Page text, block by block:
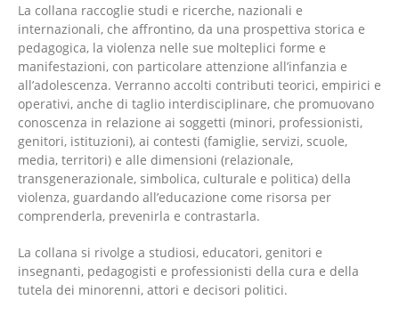
La collana raccoglie studi e ricerche, nazionali e
internazionali, che affrontino, da una prospettiva storica e
pedagogica, la violenza nelle sue molteplici forme e
manifestazioni, con particolare attenzione all’infanzia e
all’adolescenza. Verranno accolti contributi teorici, empirici e
operativi, anche di taglio interdisciplinare, che promuovano
conoscenza in relazione ai soggetti (minori, professionisti,
genitori, istituzioni), ai contesti (famiglie, servizi, scuole,
media, territori) e alle dimensioni (relazionale,
transgenerazionale, simbolica, culturale e politica) della
violenza, guardando all’educazione come risorsa per
comprenderla, prevenirla e contrastarla.
La collana si rivolge a studiosi, educatori, genitori e
insegnanti, pedagogisti e professionisti della cura e della
tutela dei minorenni, attori e decisori politici.